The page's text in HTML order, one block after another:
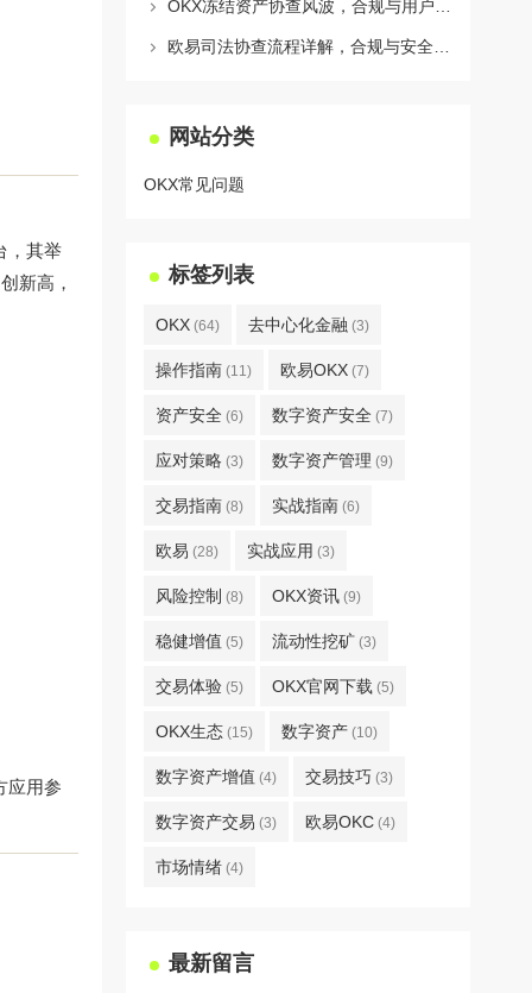
，其举
新高，
应用参
网站分类
OKX常见问题
标签列表
OKX (64) 去中心化金融 (3)
操作指南 (11) 欧易OKX (7)
资产安全 (6) 数字资产安全 (7)
应对策略 (3) 数字资产管理 (9)
交易指南 (8) 实战指南 (6)
欧易 (28) 实战应用 (3)
风险控制 (8) OKX资讯 (9)
稳健增值 (5) 流动性挖矿 (3)
交易体验 (5) OKX官网下载 (5)
OKX生态 (15) 数字资产 (10)
数字资产增值 (4) 交易技巧 (3)
数字资产交易 (3) 欧易OKC (4)
市场情绪 (4)
最新留言